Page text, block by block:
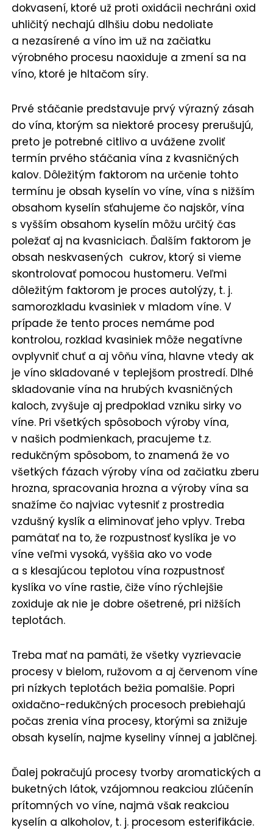
dokvasení, ktoré už proti oxidácii nechráni oxid
uhličitý nechajú dlhšiu dobu nedoliate
a nezasírené a víno im už na začiatku
výrobného procesu naoxiduje a zmení sa na
víno, ktoré je hltačom síry.
Prvé stáčanie predstavuje prvý výrazný zásah
do vína, ktorým sa niektoré procesy prerušujú,
preto je potrebné citlivo a uvážene zvoliť
termín prvého stáčania vína z kvasničných
kalov. Dôležitým faktorom na určenie tohto
termínu je obsah kyselín vo víne, vína s nižším
obsahom kyselín sťahujeme čo najskôr, vína
s vyšším obsahom kyselín môžu určitý čas
poležať aj na kvasniciach. Ďalším faktorom je
obsah neskvasených cukrov, ktorý si vieme
skontrolovať pomocou hustomeru. Veľmi
dôležitým faktorom je proces autolýzy, t. j.
samorozkladu kvasiniek v mladom víne. V
prípade že tento proces nemáme pod
kontrolou, rozklad kvasiniek môže negatívne
ovplyvniť chuť a aj vôňu vína, hlavne vtedy ak
je víno skladované v teplejšom prostredí. Dlhé
skladovanie vína na hrubých kvasničných
kaloch, zvyšuje aj predpoklad vzniku sirky vo
víne. Pri všetkých spôsoboch výroby vína,
v našich podmienkach, pracujeme t.z.
redukčným spôsobom, to znamená že vo
všetkých fázach výroby vína od začiatku zberu
hrozna, spracovania hrozna a výroby vína sa
snažíme čo najviac vytesniť z prostredia
vzdušný kyslík a eliminovať jeho vplyv. Treba
pamätať na to, že rozpustnosť kyslíka je vo
víne veľmi vysoká, vyššia ako vo vode
a s klesajúcou teplotou vína rozpustnosť
kyslíka vo víne rastie, čiže víno rýchlejšie
zoxiduje ak nie je dobre ošetrené, pri nižších
teplotách.
Treba mať na pamäti, že všetky vyzrievacie
procesy v bielom, ružovom a aj červenom víne
pri nízkych teplotách bežia pomalšie. Popri
oxidačno-redukčných procesoch prebiehajú
počas zrenia vína procesy, ktorými sa znižuje
obsah kyselín, najme kyseliny vínnej a jablčnej.
Ďalej pokračujú procesy tvorby aromatických a
buketných látok, vzájomnou reakciou zlúčenín
prítomných vo víne, najmä však reakciou
kyselín a alkoholov, t. j. procesom esterifikácie.